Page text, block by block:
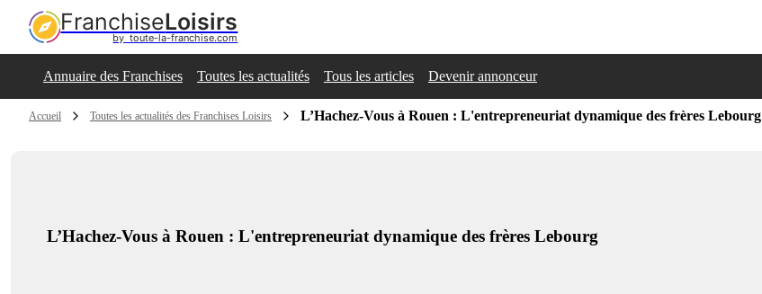
FranchiseLoisirs
by  toute-la-franchise.com
Annuaire des Franchises Toutes les actualités Tous les articles Devenir annonceur
Accueil Toutes les actualités des Franchises Loisirs L’Hachez-Vous à Rouen : L'entrepreneuriat dynamique des frères Lebourg
L’Hachez-Vous à Rouen : L'entrepreneuriat dynamique des frères Lebourg